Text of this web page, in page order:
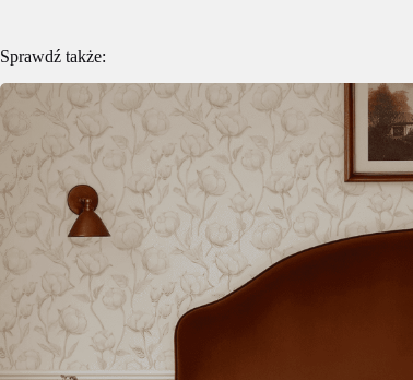
Sprawdź także: